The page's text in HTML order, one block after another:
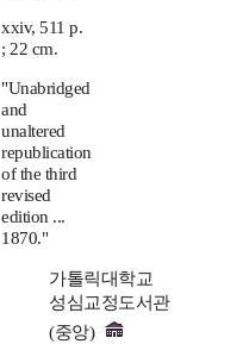
xxiv, 511 p.
; 22 cm.
"Unabridged
and
unaltered
republication
of the third
revised
edition ...
1870."
가톨릭대학교
성심교정도서관
(중앙)